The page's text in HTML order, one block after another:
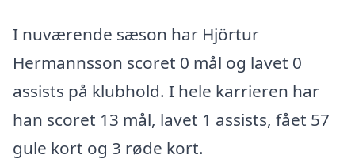
I nuværende sæson har Hjörtur
Hermannsson scoret 0 mål og lavet 0
assists på klubhold. I hele karrieren har
han scoret 13 mål, lavet 1 assists, fået 57
gule kort og 3 røde kort.